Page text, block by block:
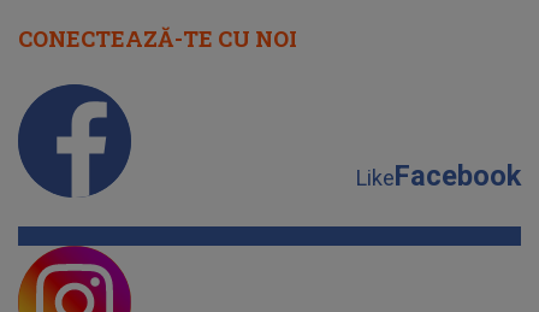
CONECTEAZĂ-TE CU NOI
LikeFacebook